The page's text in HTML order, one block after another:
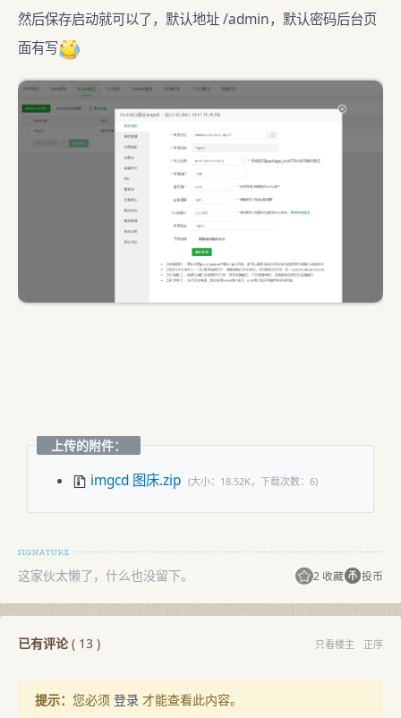
然后保存启动就可以了，默认地址 /admin，默认密码后台页
面有写
上传的附件：
imgcd 图床.zip (大小：18.52K，下载次数：6)
这家伙太懒了，什么也没留下。 2 收藏 投币
已有评论( 13 ) 只看楼主 正序
提示： 您必须 登录 才能查看此内容。